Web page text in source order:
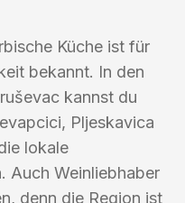
Küche ist für
bekannt. In den
kannst du
Pljeskavica
lokale
Auch Weinliebhaber
denn die Region ist